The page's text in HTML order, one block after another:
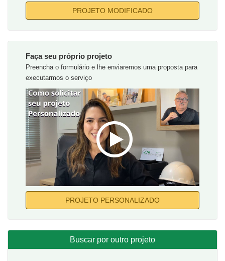
PROJETO MODIFICADO
Faça seu próprio projeto
Preencha o formulário e lhe enviaremos uma proposta para
executarmos o serviço
PROJETO PERSONALIZADO
Buscar por outro projeto